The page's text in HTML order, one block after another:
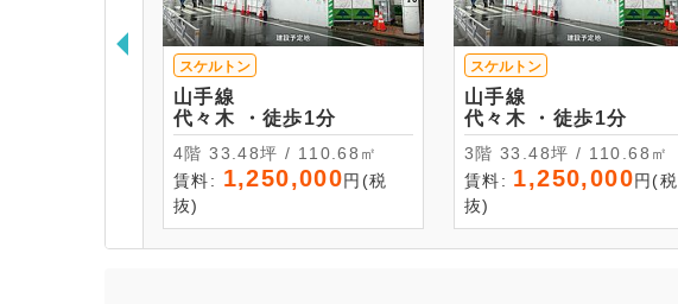
スケルトン
山手線
代々木 ・徒歩1分
4階 33.48坪 / 110.68㎡
賃料: 1,250,000円(税
抜)
スケルトン
山手線
代々木 ・徒歩1分
3階 33.48坪 / 110.68㎡
賃料: 1,250,000円(税
抜)